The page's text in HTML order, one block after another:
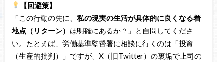
【回避策】
「この行動の先に、 私の現実の生活が具体的に良くなる着
地点（リターン） は明確にあるか？」と自問してくださ
い。たとえば、労働基準監督署に相談に行くのは「投資
（生産的批判）」ですが、X（旧Twitter）の裏垢で上司の